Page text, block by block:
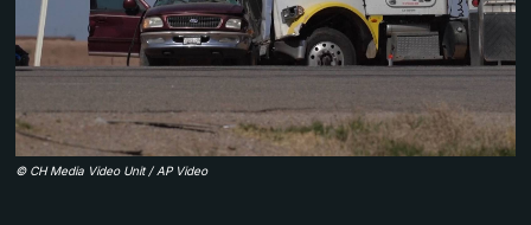
© CH Media Video Unit / AP Video